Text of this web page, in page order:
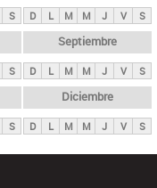
S D L M M J V S
S
Septiembre
D L M M J V S
S
Diciembre
D L M M J V S